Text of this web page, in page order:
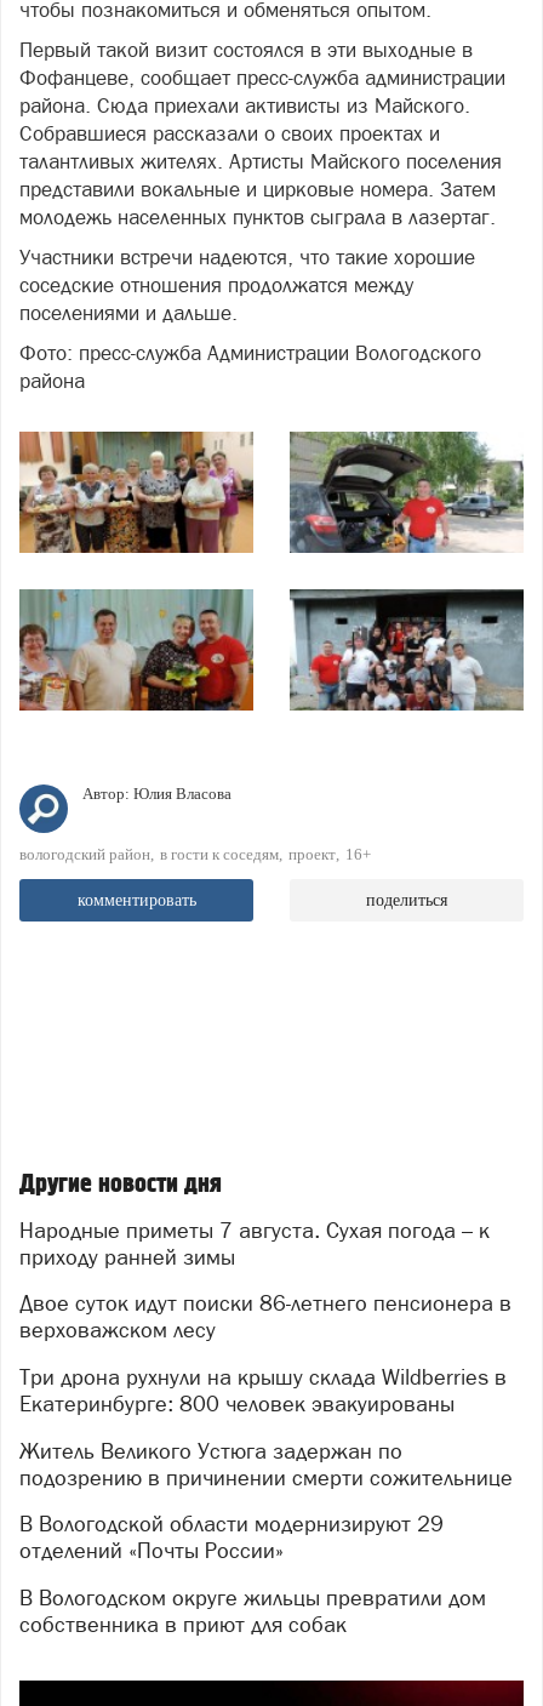
чтобы познакомиться и обменяться опытом.
Первый такой визит состоялся в эти выходные в
Фофанцеве, сообщает пресс-служба администрации
района. Сюда приехали активисты из Майского.
Собравшиеся рассказали о своих проектах и
талантливых жителях. Артисты Майского поселения
представили вокальные и цирковые номера. Затем
молодежь населенных пунктов сыграла в лазертаг.
Участники встречи надеются, что такие хорошие
соседские отношения продолжатся между
поселениями и дальше.
Фото: пресс-служба Администрации Вологодского
района
Автор: Юлия Власова
вологодский район в гости к соседям проект 16+
комментировать поделиться
Другие новости дня
Народные приметы 7 августа. Сухая погода – к
приходу ранней зимы
Двое суток идут поиски 86-летнего пенсионера в
верховажском лесу
Три дрона рухнули на крышу склада Wildberries в
Екатеринбурге: 800 человек эвакуированы
Житель Великого Устюга задержан по
подозрению в причинении смерти сожительнице
В Вологодской области модернизируют 29
отделений «Почты России»
В Вологодском округе жильцы превратили дом
собственника в приют для собак